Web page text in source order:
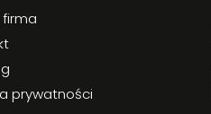
firma
prywatności